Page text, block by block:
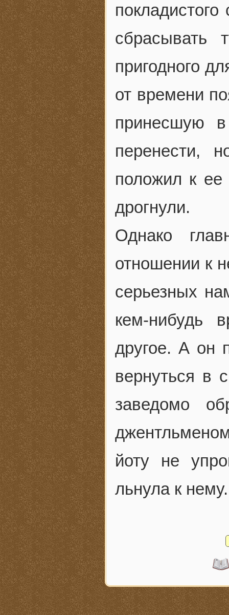
сбрасывать
пригодного
от времени
принесшую
перенести,
положил к ее
дрогнули.
Однако
отношении к
серьезных
кем-нибудь
другое. А он
вернуться в
заведомо
йоту не
льнула к нему.